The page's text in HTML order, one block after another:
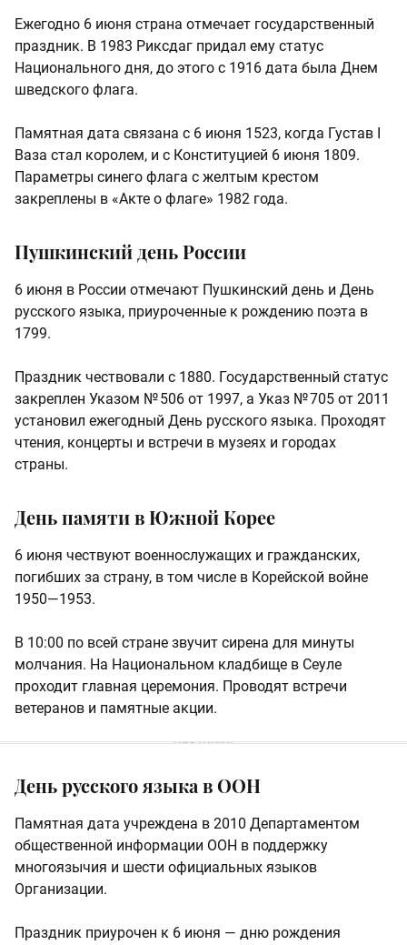
Ежегодно 6 июня страна отмечает государственный
праздник. В 1983 Риксдаг придал ему статус
Национального дня, до этого с 1916 дата была Днем
шведского флага.
Памятная дата связана с 6 июня 1523, когда Густав I
Ваза стал королем, и с Конституцией 6 июня 1809.
Параметры синего флага с желтым крестом
закреплены в «Акте о флаге» 1982 года.
Пушкинский день России
6 июня в России отмечают Пушкинский день и День
русского языка, приуроченные к рождению поэта в
1799.
Праздник чествовали с 1880. Государственный статус
закреплен Указом № 506 от 1997, а Указ № 705 от 2011
установил ежегодный День русского языка. Проходят
чтения, концерты и встречи в музеях и городах
страны.
День памяти в Южной Корее
6 июня чествуют военнослужащих и гражданских,
погибших за страну, в том числе в Корейской войне
1950—1953.
В 10:00 по всей стране звучит сирена для минуты
молчания. На Национальном кладбище в Сеуле
проходит главная церемония. Проводят встречи
ветеранов и памятные акции.
День русского языка в ООН
Памятная дата учреждена в 2010 Департаментом
общественной информации ООН в поддержку
многоязычия и шести официальных языков
Организации.
Праздник приурочен к 6 июня — дню рождения